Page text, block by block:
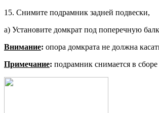
15. Снимите подрамник задней под­вески,
а) Установите домкрат под попереч­ную
Внимание: опора домкрата не должна
Примечание: подрамник снимается в